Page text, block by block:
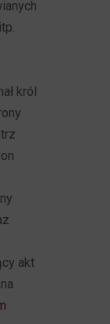
król
akt